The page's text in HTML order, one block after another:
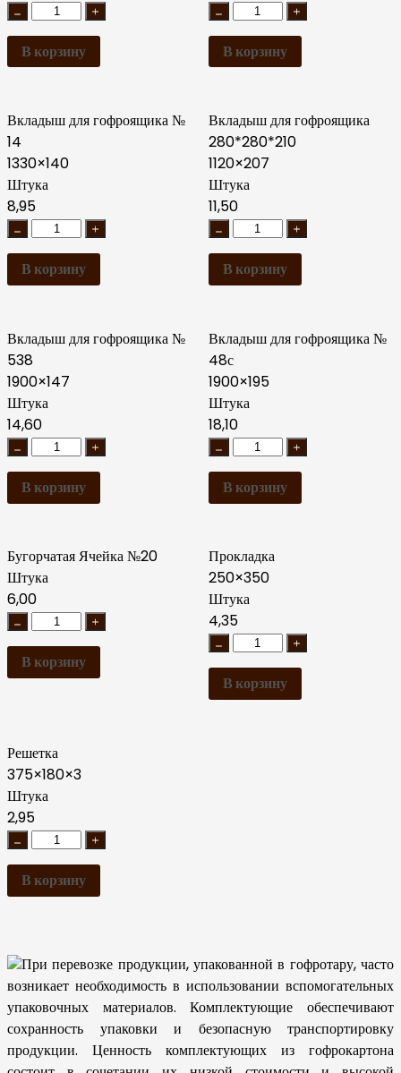
В корзину В корзину
Вкладыш для гофроящика №
14
1330×140
Штука
8,95
В корзину
Вкладыш для гофроящика
280*280*210
1120×207
Штука
11,50
В корзину
Вкладыш для гофроящика №
538
1900×147
Штука
14,60
В корзину
Вкладыш для гофроящика №
48с
1900×195
Штука
18,10
В корзину
Бугорчатая Ячейка №20
Штука
6,00
В корзину
Прокладка
250×350
Штука
4,35
В корзину
Решетка
375×180×3
Штука
2,95
В корзину
При перевозке продукции, упакованной в гофротару, часто
возникает необходимость в использовании вспомогательных
упаковочных материалов. Комплектующие обеспечивают
сохранность упаковки и безопасную транспортировку
продукции. Ценность комплектующих из гофрокартона